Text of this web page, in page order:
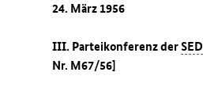
24. März 1956
III. Parteikonferenz derSED
Nr. M67/56]